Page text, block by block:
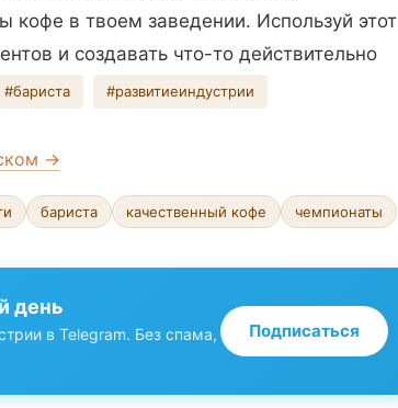
кофе в твоем заведении. Используй этот
и создавать что-то действительно
#бариста #развитиеиндустрии
→
бариста качественный кофе чемпионаты
день
в Telegram. Без спама,
Подписаться